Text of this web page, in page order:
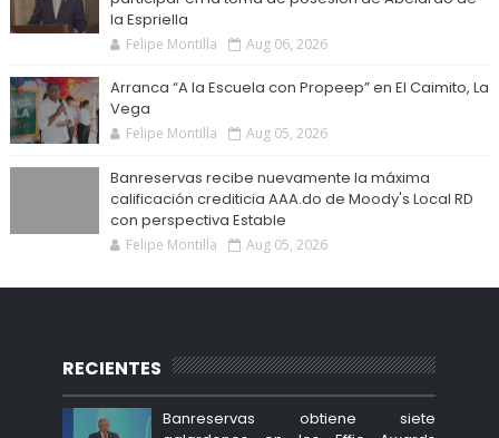
la Espriella
Felipe Montilla Aug 06, 2026
Arranca “A la Escuela con Propeep” en El Caimito, La
Vega
Felipe Montilla Aug 05, 2026
Banreservas recibe nuevamente la máxima
calificación crediticia AAA.do de Moody's Local RD
con perspectiva Estable
Felipe Montilla Aug 05, 2026
RECIENTES
Banreservas obtiene siete